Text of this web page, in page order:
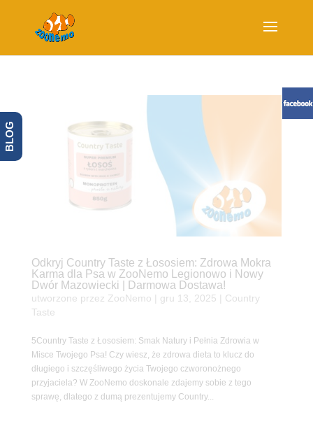
Odkryj Country Taste z Łososiem: Zdrowa Mokra
Karma dla Psa w ZooNemo Legionowo i Nowy
Dwór Mazowiecki | Darmowa Dostawa!
utworzone przez ZooNemo gru 13, 2025
Country
Taste
5Country Taste z Łososiem: Smak Natury i Pełnia Zdrowia w
Misce Twojego Psa! Czy wiesz, że zdrowa dieta to klucz do
długiego i szczęśliwego życia Twojego czworonożnego
przyjaciela? W ZooNemo doskonale zdajemy sobie z tego
sprawę, dlatego z dumą prezentujemy Country...
BLOG